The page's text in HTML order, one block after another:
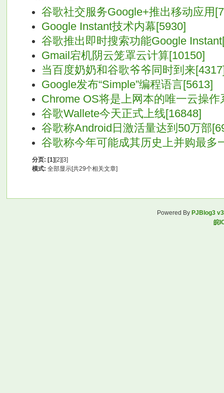
谷歌社交服务Google+推出移动应用
Google Instant技术内幕[5930]
谷歌推出即时搜索功能Google
Gmail宕机阴云笼罩云计算[10150]
当百度奶奶和谷歌爷爷同时到来
Google发布“Simple”编程语言[5613]
Chrome OS将是上网本的唯一云操作
谷歌Wallete今天正式上线[16848]
谷歌称Android日激活量达到50万部
谷歌称今年可能成其历史上并购最多
分页: [1] [2] [3]
模式: 全部显示[共29个相关文章]
Powered By PJBlog3
皖